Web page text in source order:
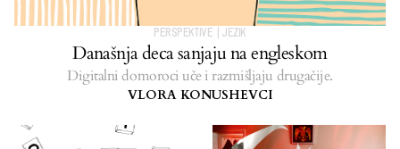
PERSPEKTIVE |JEZIK
Današnja deca sanjaju na engleskom
Digitalni domoroci uče i razmišljaju drugačije.
VLORA KONUSHEVCI